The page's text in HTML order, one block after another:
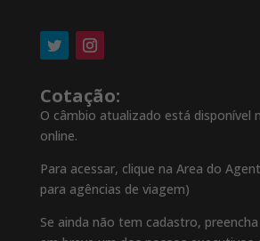
Cotação:
O câmbio atualizado está disponível
online.
Para acessar, clique na Area do
para agências de viagem)
Se ainda não tem cadastro,